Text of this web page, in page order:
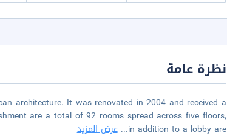
نظرة عامة
architecture. It was renovated in 2004 and received a
are a total of 92 rooms spread across five floors,
in addition to a lobby are
...عرض المزيد